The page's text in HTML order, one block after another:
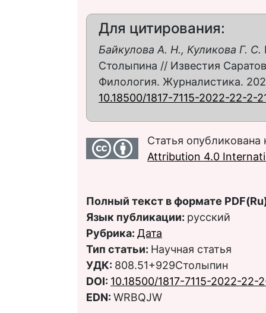
Для цитирования:
Байкулова А. Н., Куликова Г. С.
Столыпина // Известия
Филология. Журналистика.
10.18500/1817-7115-2022-22-2-
Статья
Attribution 4.0
Полный текст в формате
Язык публикации: русский
Рубрика: Дата
Тип статьи: Научная статья
УДК: 808.51+929Столыпин
DOI: 10.18500/1817-7115-2022-22-
EDN: WRBQJW